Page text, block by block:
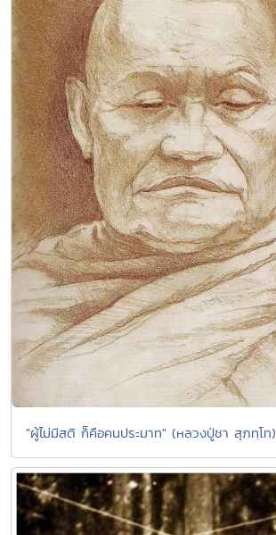
"ผู้ไม่มีสติ ก็คือคนประมาท" (หลวงปู่ชา สุภทฺโท)